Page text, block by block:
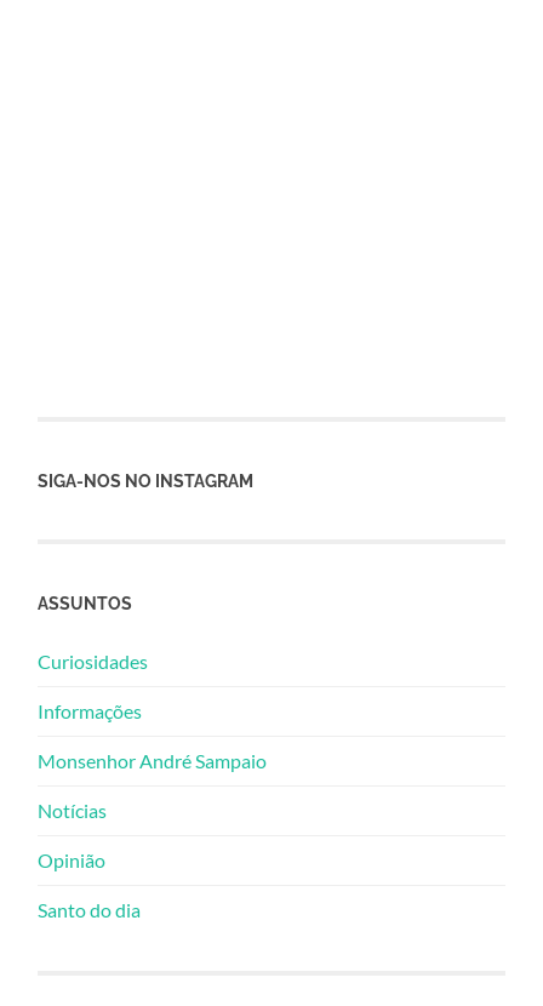
SIGA-NOS NO INSTAGRAM
ASSUNTOS
Curiosidades
Informações
Monsenhor André Sampaio
Notícias
Opinião
Santo do dia